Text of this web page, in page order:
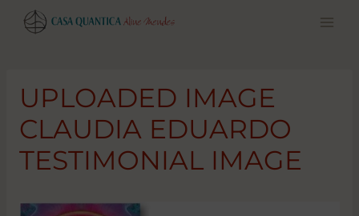
Pular
para
UPLOADED IMAGE
CLAUDIA EDUARDO
TESTIMONIAL IMAGE